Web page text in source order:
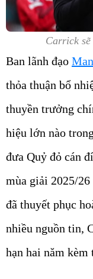
Carrick
Ban lãnh đạo
thỏa thuận bổ
thuyền trưởng
hiệu lớn nào
đưa Quỷ đỏ cán
mùa giải 2025/
đã thuyết phục
nhiều nguồn tin,
hạn hai năm kèm